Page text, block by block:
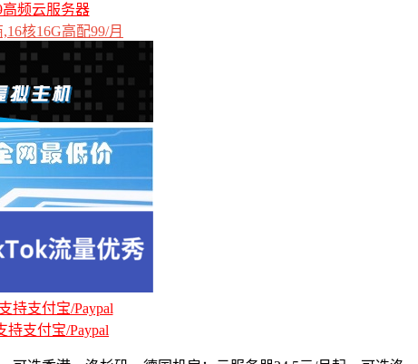
频云服务器
核16G高配99/月
持支付宝/Paypal
支付宝/Paypal